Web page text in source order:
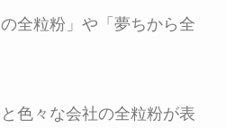
全粒粉 」や「 夢ちから全
色々な会社の全粒粉が表